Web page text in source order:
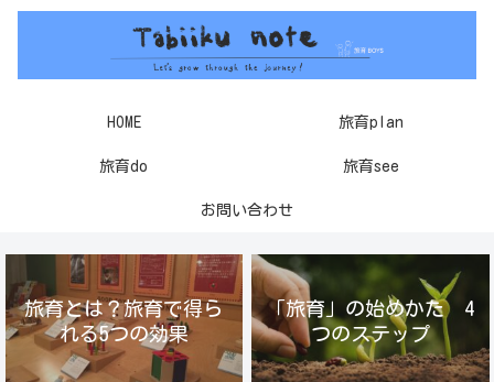
HOME 旅育plan
旅育do 旅育see
お問い合わせ
旅育とは？旅育で得ら
れる5つの効果
「旅育」の始めかた 4
つのステップ